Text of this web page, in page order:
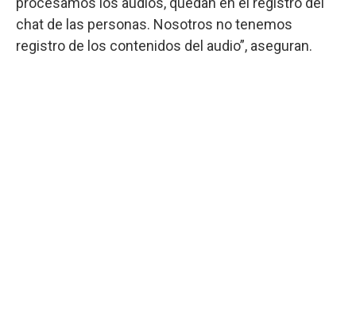
chat de las personas. Nosotros no tenemos
registro de los contenidos del audio”, aseguran.